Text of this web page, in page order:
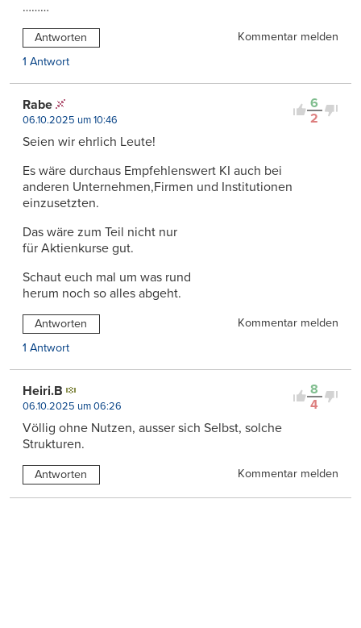
………
Antworten
Kommentar melden
1 Antwort
6
2
Rabe
06.10.2025 um 10:46
Seien wir ehrlich Leute!
Es wäre durchaus Empfehlenswert KI auch bei
anderen Unternehmen,Firmen und Institutionen
einzusetzten.
Das wäre zum Teil nicht nur
für Aktienkurse gut.
Schaut euch mal um was rund
herum noch so alles abgeht.
Antworten
Kommentar melden
1 Antwort
8
4
Heiri.B
06.10.2025 um 06:26
Völlig ohne Nutzen, ausser sich Selbst, solche
Strukturen.
Antworten Kommentar melden